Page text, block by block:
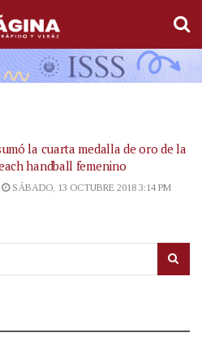
la cuarta medalla de oro de la
handball femenino
SÁBADO, 13 OCTUBRE 2018 3:14 PM